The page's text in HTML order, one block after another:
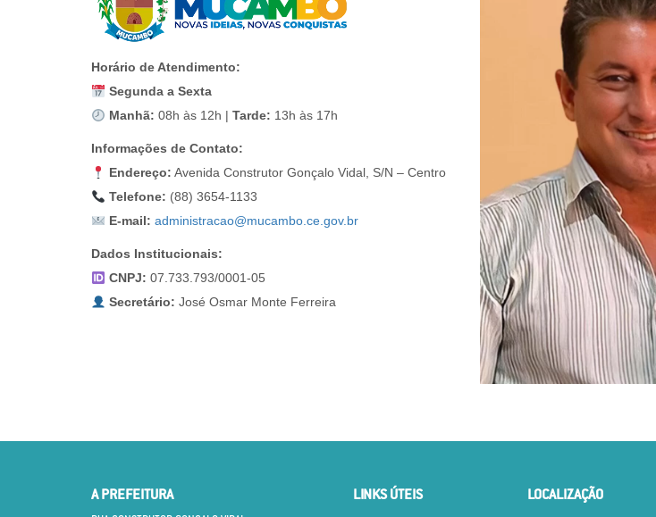
Horário de Atendimento:
Segunda a Sexta
Manhã: 08h às 12h | Tarde: 13h às 17h
Informações de Contato:
Endereço: Avenida Construtor Gonçalo Vidal, S/N – Centro
Telefone: (88) 3654-1133
E-mail: administracao@mucambo.ce.gov.br
Dados Institucionais:
CNPJ: 07.733.793/0001-05
Secretário: José Osmar Monte Ferreira
A PREFEITURA LINKS ÚTEIS LOCALIZAÇÃO